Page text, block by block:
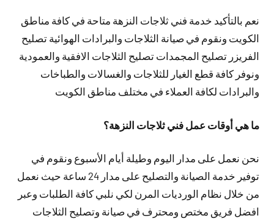
نعم بالتأكيد خدمة فني ثلاجات النزهة متاحة في كافة مناطق
الكويت ونقوم في صيانة الثلاجات والبرادات الهوائية تصليح
الفريزر تصليح المجمدات تصليح الثلاجات الافقية والعمودية
ونوفر كافة قطع الغيار للثلاجات والغسالات والطباخات
والبرادات لكافة العملاء في مختلف مناطق الكويت
ما هي أوقات عمل فني ثلاجات النزهة؟
نحن نعمل على مدار اليوم وطيلة أيام الأسبوع ونقوم في
توفير خدمة الصيانة والتصليح على مدار 24 ساعة حيث نعمل
من خلال نظام الورديات المرن لكي نلبي كافة الطلبات وعبر
افضل فريق مختص ومحترف في صيانة وتصليح الثلاجات